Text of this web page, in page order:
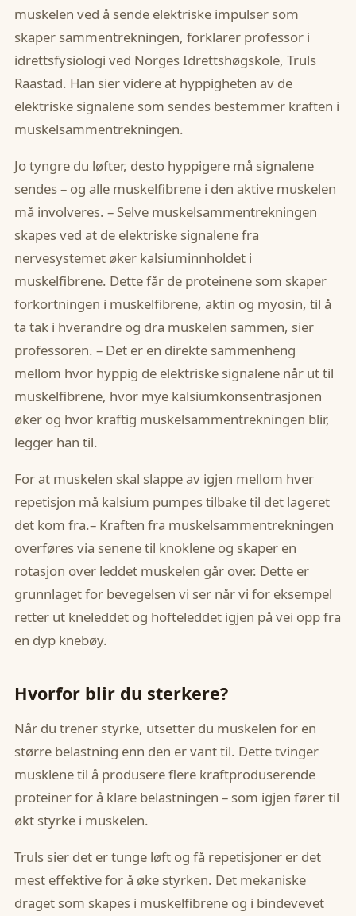
muskelen ved å sende elektriske impulser som
skaper sammentrekningen, forklarer professor i
idrettsfysiologi ved Norges Idrettshøgskole, Truls
Raastad. Han sier videre at hyppigheten av de
elektriske signalene som sendes bestemmer kraften i
muskelsammentrekningen.
Jo tyngre du løfter, desto hyppigere må signalene
sendes – og alle muskelfibrene i den aktive muskelen
må involveres. – Selve muskelsammentrekningen
skapes ved at de elektriske signalene fra
nervesystemet øker kalsiuminnholdet i
muskelfibrene. Dette får de proteinene som skaper
forkortningen i muskelfibrene, aktin og myosin, til å
ta tak i hverandre og dra muskelen sammen, sier
professoren. – Det er en direkte sammenheng
mellom hvor hyppig de elektriske signalene når ut til
muskelfibrene, hvor mye kalsiumkonsentrasjonen
øker og hvor kraftig muskelsammentrekningen blir,
legger han til.
For at muskelen skal slappe av igjen mellom hver
repetisjon må kalsium pumpes tilbake til det lageret
det kom fra.– Kraften fra muskelsammentrekningen
overføres via senene til knoklene og skaper en
rotasjon over leddet muskelen går over. Dette er
grunnlaget for bevegelsen vi ser når vi for eksempel
retter ut kneleddet og hofteleddet igjen på vei opp fra
en dyp knebøy.
Hvorfor blir du sterkere?
Når du trener styrke, utsetter du muskelen for en
større belastning enn den er vant til. Dette tvinger
musklene til å produsere flere kraftproduserende
proteiner for å klare belastningen – som igjen fører til
økt styrke i muskelen.
Truls sier det er tunge løft og få repetisjoner er det
mest effektive for å øke styrken. Det mekaniske
draget som skapes i muskelfibrene og i bindevevet